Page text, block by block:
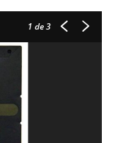
1 de 3